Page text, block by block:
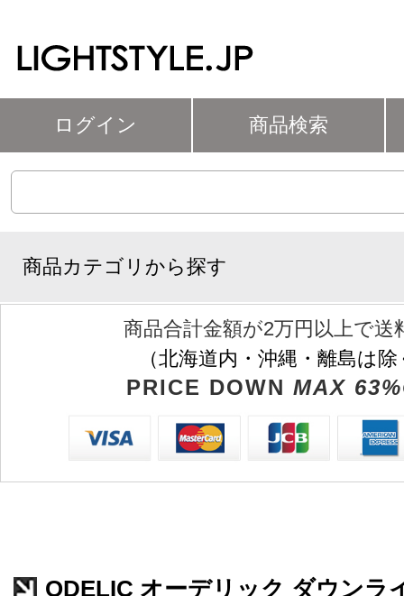
ログイン 商品検索
商品カテゴリから探す
商品合計金額が2万円以上で送
（北海道内・沖縄・離島は
PRICE DOWN MAX
ODELIC オーデリック ダウンラ